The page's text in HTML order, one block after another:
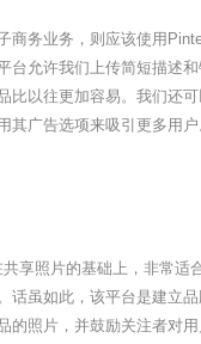
商务业务，则应该使用
台允许我们上传简短描述
比以往更加容易。我们还
其广告选项来吸引更多用
享照片的基础上，非常
话虽如此，该平台是建立
的照片，并鼓励关注者对